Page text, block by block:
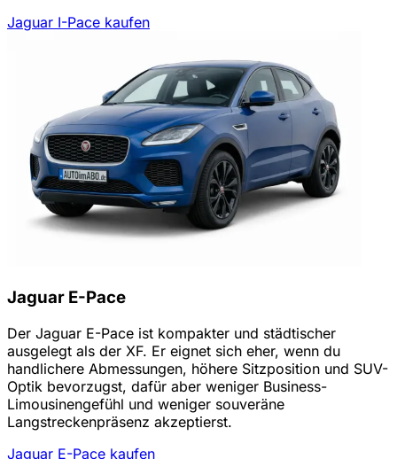
Jaguar I-Pace kaufen
Jaguar E-Pace
Der Jaguar E-Pace ist kompakter und städtischer
ausgelegt als der XF. Er eignet sich eher, wenn du
handlichere Abmessungen, höhere Sitzposition und SUV-
Optik bevorzugst, dafür aber weniger Business-
Limousinengefühl und weniger souveräne
Langstreckenpräsenz akzeptierst.
Jaguar E-Pace kaufen